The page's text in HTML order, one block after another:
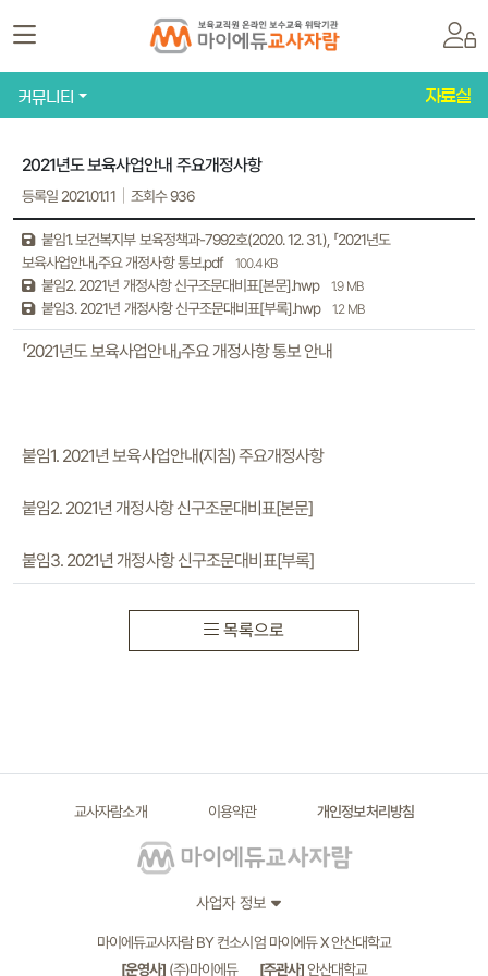
커뮤니티 자료실
2021년도 보육사업안내 주요개정사항
등록일 2021.01.11 조회수 936
붙임1. 보건복지부 보육정책과-7992호(2020. 12. 31.), 「2021년도
보육사업안내」주요 개정사항 통보.pdf
100.4 KB
붙임2. 2021년 개정사항 신구조문대비표[본문].hwp 1.9 MB
붙임3. 2021년 개정사항 신구조문대비표[부록].hwp 1.2 MB
「2021년도 보육사업안내」주요 개정사항 통보 안내
붙임1. 2021년 보육사업안내(지침) 주요개정사항
붙임2. 2021년 개정사항 신구조문대비표[본문]
붙임3. 2021년 개정사항 신구조문대비표[부록]
목록으로
교사자람소개 이용약관 개인정보처리방침
사업자 정보
마이에듀교사자람 BY 컨소시엄 마이에듀 X 안산대학교
[운영사] (주)마이에듀 [주관사]안산대학교